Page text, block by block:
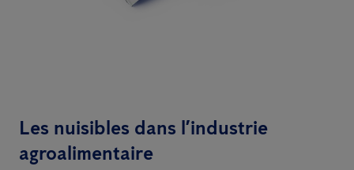
Les nuisibles dans l’industrie
agroalimentaire